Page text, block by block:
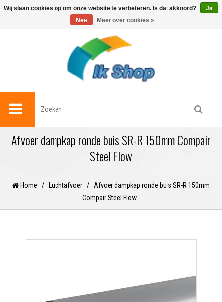
0
Afvoer dampkap ronde buis SR-R 150mm Compair
Steel Flow
Home / Luchtafvoer / Afvoer dampkap ronde buis SR-R 150mm
Compair Steel Flow
Wij slaan cookies op om onze website te verbeteren. Is dat akkoord?
Ja
Nee
Meer over cookies »